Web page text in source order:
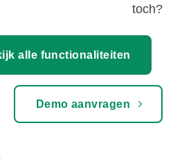
toch?
alle functionaliteiten
Demo aanvragen